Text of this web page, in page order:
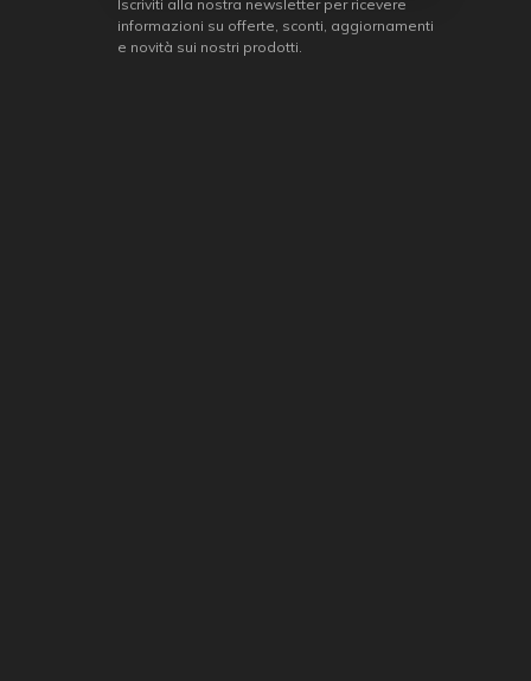
Iscriviti alla nostra newsletter per ricevere
informazioni su offerte, sconti, aggiornamenti
e novità sui nostri prodotti.